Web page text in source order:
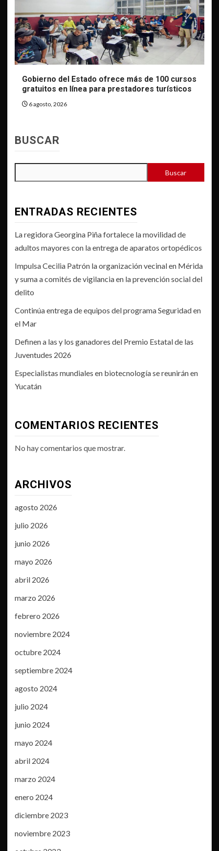
Gobierno del Estado ofrece más de 100 cursos
gratuitos en línea para prestadores turísticos
6 agosto, 2026
BUSCAR
Buscar
ENTRADAS RECIENTES
La regidora Georgina Piña fortalece la movilidad de
adultos mayores con la entrega de aparatos ortopédicos
Impulsa Cecilia Patrón la organización vecinal en Mérida
y suma a comités de vigilancia en la prevención social del
delito
Continúa entrega de equipos del programa Seguridad en
el Mar
Definen a las y los ganadores del Premio Estatal de las
Juventudes 2026
Especialistas mundiales en biotecnología se reunirán en
Yucatán
COMENTARIOS RECIENTES
No hay comentarios que mostrar.
ARCHIVOS
agosto 2026
julio 2026
junio 2026
mayo 2026
abril 2026
marzo 2026
febrero 2026
noviembre 2024
octubre 2024
septiembre 2024
agosto 2024
julio 2024
junio 2024
mayo 2024
abril 2024
marzo 2024
enero 2024
diciembre 2023
noviembre 2023